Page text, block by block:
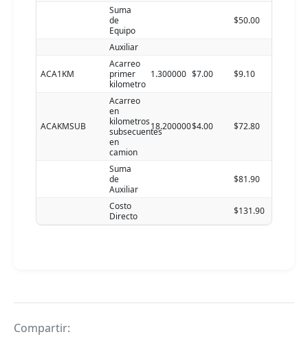
Suma
de
Equipo
$50.00
Auxiliar
ACA1KM
Acarreo
primer
kilometro
1.300000 $7.00 $9.10
ACAKMSUB
Acarreo
en
kilometros
subsecuentes
en
camion
18.200000$4.00 $72.80
Suma
de
Auxiliar
$81.90
Costo
Directo
$131.90
Compartir: